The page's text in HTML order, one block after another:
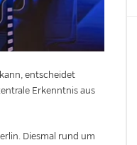
entscheidet
Erkenntnis aus
Diesmal rund um